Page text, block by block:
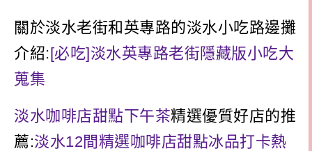
關於淡水老街和英專路的淡水小吃路邊攤
介紹:[必吃]淡水英專路老街隱藏版小吃大
蒐集
淡水咖啡店甜點下午茶精選優質好店的推
薦:淡水12間精選咖啡店甜點冰品打卡熱